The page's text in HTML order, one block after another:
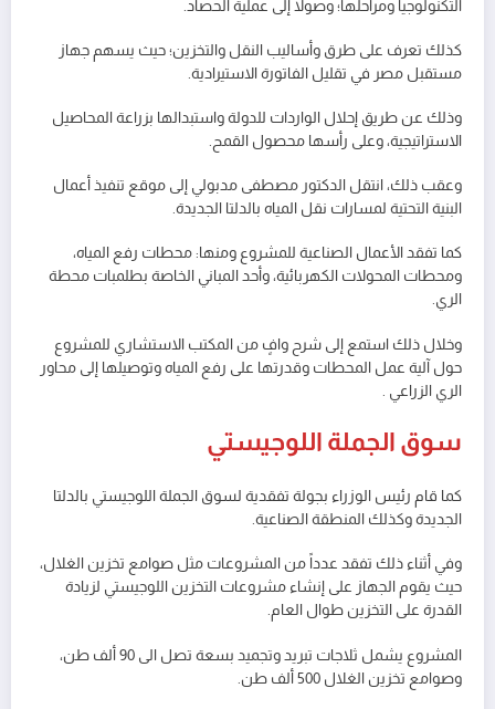
التكنولوجيا ومراحلها؛ وصولاً إلى عملية الحصاد.
كذلك تعرف على طرق وأساليب النقل والتخزين؛ حيث يسهم جهاز
مستقبل مصر في تقليل الفاتورة الاستيرادية.
وذلك عن طريق إحلال الواردات للدولة واستبدالها بزراعة المحاصيل
الاستراتيجية، وعلى رأسها محصول القمح.
وعقب ذلك، انتقل الدكتور مصطفى مدبولي إلى موقع تنفيذ أعمال
البنية التحتية لمسارات نقل المياه بالدلتا الجديدة.
كما تفقد الأعمال الصناعية للمشروع ومنها: محطات رفع المياه،
ومحطات المحولات الكهربائية، وأحد المباني الخاصة بطلمبات محطة
الري.
وخلال ذلك استمع إلى شرح وافٍ من المكتب الاستشاري للمشروع
حول آلية عمل المحطات وقدرتها على رفع المياه وتوصيلها إلى محاور
الري الزراعي .
سوق الجملة اللوجيستي
كما قام رئيس الوزراء بجولة تفقدية لسوق الجملة اللوجيستي بالدلتا
الجديدة وكذلك المنطقة الصناعية.
وفي أثناء ذلك تفقد عدداً من المشروعات مثل صوامع تخزين الغلال،
حيث يقوم الجهاز على إنشاء مشروعات التخزين اللوجيستي لزيادة
القدرة على التخزين طوال العام.
المشروع يشمل ثلاجات تبريد وتجميد بسعة تصل الى 90 ألف طن،
وصوامع تخزين الغلال 500 ألف طن.